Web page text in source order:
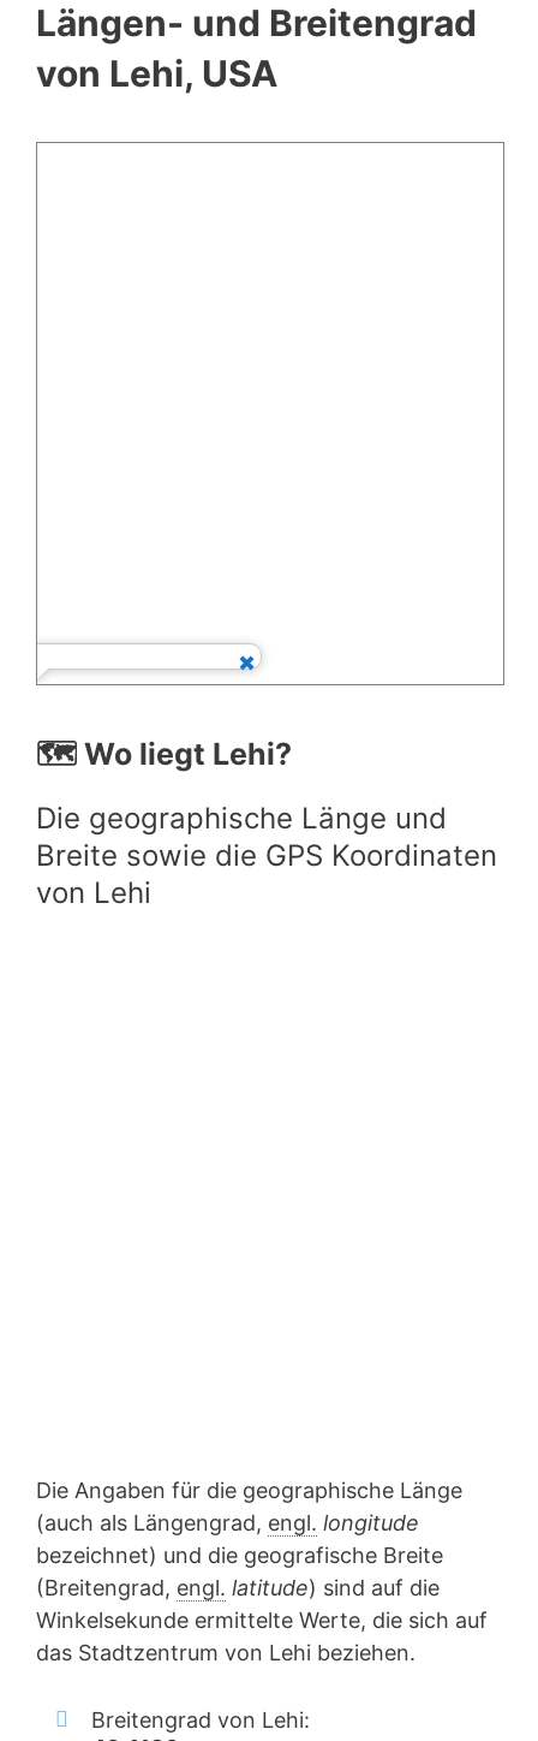
Längen- und Breitengrad
von Lehi, USA
🗺️ Wo liegt Lehi?
Die geographische Länge und
Breite sowie die GPS Koordinaten
von Lehi
Die Angaben für die geographische Länge
(auch als Längengrad, engl. longitude
bezeichnet) und die geografische Breite
(Breitengrad, engl. latitude) sind auf die
Winkelsekunde ermittelte Werte, die sich auf
das Stadtzentrum von Lehi beziehen.
Breitengrad von Lehi: